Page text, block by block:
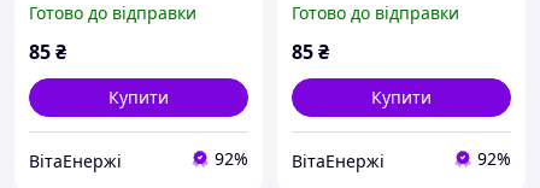
Nutrition, 30 грам
(Шоколад-кокос)
Готово до відправки
85₴
Купити
ВітаЕнержі 92%
(Ванільна Ягода)
Готово до відправки
85₴
Купити
ВітаЕнержі 92%